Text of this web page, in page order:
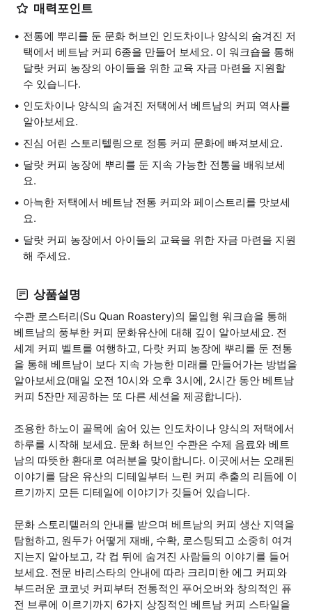
매력포인트
전통에 뿌리를 둔 문화 허브인 인도차이나 양식의 숨겨진 저
택에서 베트남 커피 6종을 만들어 보세요. 이 워크숍을 통해
달랏 커피 농장의 아이들을 위한 교육 자금 마련을 지원할
수 있습니다.
인도차이나 양식의 숨겨진 저택에서 베트남의 커피 역사를
알아보세요.
진심 어린 스토리텔링으로 정통 커피 문화에 빠져보세요.
달랏 커피 농장에 뿌리를 둔 지속 가능한 전통을 배워보세
요.
아늑한 저택에서 베트남 전통 커피와 페이스트리를 맛보세
요.
달랏 커피 농장에서 아이들의 교육을 위한 자금 마련을 지원
해 주세요.
상품설명
수콴 로스터리(Su Quan Roastery)의 몰입형 워크숍을 통해
베트남의 풍부한 커피 문화유산에 대해 깊이 알아보세요. 전
세계 커피 벨트를 여행하고, 다랏 커피 농장에 뿌리를 둔 전통
을 통해 베트남이 보다 지속 가능한 미래를 만들어가는 방법을
알아보세요(매일 오전 10시와 오후 3시에, 2시간 동안 베트남
커피 5잔만 제공하는 또 다른 세션을 제공합니다).
조용한 하노이 골목에 숨어 있는 인도차이나 양식의 저택에서
하루를 시작해 보세요. 문화 허브인 수콴은 수제 음료와 베트
남의 따뜻한 환대로 여러분을 맞이합니다. 이곳에서는 오래된
이야기를 담은 유산의 디테일부터 느린 커피 추출의 리듬에 이
르기까지 모든 디테일에 이야기가 깃들어 있습니다.
문화 스토리텔러의 안내를 받으며 베트남의 커피 생산 지역을
탐험하고, 원두가 어떻게 재배, 수확, 로스팅되고 소중히 여겨
지는지 알아보고, 각 컵 뒤에 숨겨진 사람들의 이야기를 들어
보세요. 전문 바리스타의 안내에 따라 크리미한 에그 커피와
부드러운 코코넛 커피부터 전통적인 푸어오버와 창의적인 퓨
전 브루에 이르기까지 6가지 상징적인 베트남 커피 스타일을